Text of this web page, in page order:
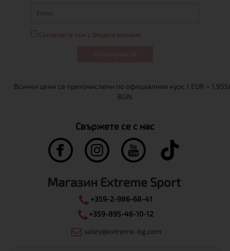
Съгласен/а съм с Общите условия
Свържете се с нас
Магазин Extreme Sport
+359-2-986-68-41
+359-895-46-10-12
sales@extreme-bg.com